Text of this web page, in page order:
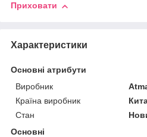
Приховати
Характеристики
Основні атрибути
Виробник
Країна виробник
Стан
Основні